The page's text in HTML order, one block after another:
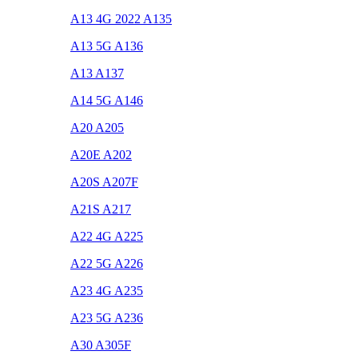
A13 4G 2022 A135
A13 5G A136
A13 A137
A14 5G A146
A20 A205
A20E A202
A20S A207F
A21S A217
A22 4G A225
A22 5G A226
A23 4G A235
A23 5G A236
A30 A305F